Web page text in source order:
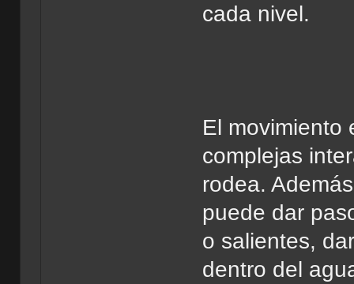
cada nivel.
El movimiento
complejas
rodea.
puede dar
o salientes,
dentro del